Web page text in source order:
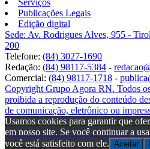
Publicações Legais
Edição digital
Sede: Av. Rodrigues Alves, 955 -
200
Telefone: (84) 3027-1690
Redação: (84) 98117-5384 -
Comercial: (84) 98117-1718 -
Copyright Grupo Agora RN. Todos
proibida a reprodução do conteúdo
de comunicação, eletrônico ou
Usamos cookies para garantir que
em nosso site. Se você continuar a
você está satisfeito com ele. Aceitar